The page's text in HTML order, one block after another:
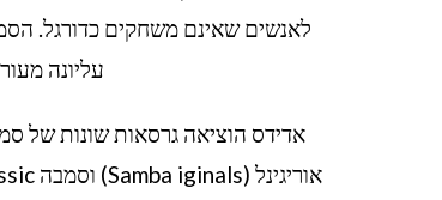
לאנשים שאינם משחקים כדורגל.
עליונה
אדידס הוציאה גרסאות שונות של